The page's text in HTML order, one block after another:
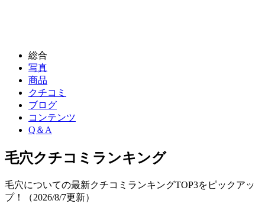
総合
写真
商品
クチコミ
ブログ
コンテンツ
Q＆A
毛穴クチコミランキング
毛穴についての最新クチコミランキングTOP3をピックアッ
プ！（2026/8/7更新）